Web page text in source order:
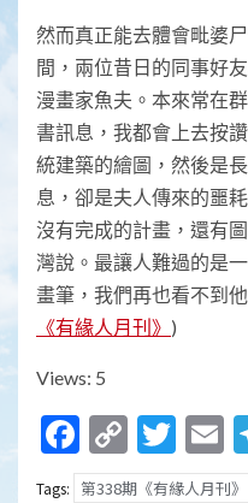
然而真正能去體會毗婆
間，兩位昔日的同事好
漫畫家魚夫。本來常在
書訊息，我都會上去按
統建築的繪圖，然後是
息，卻是夫人傳來的噩
沒有完成的計畫，還有
灣說。最讓人難過的是
畫筆，我們再也看不到
《有緣人月刊》 )
Views: 5
Copy
Link
Tags: 第338期《有緣人月刊》